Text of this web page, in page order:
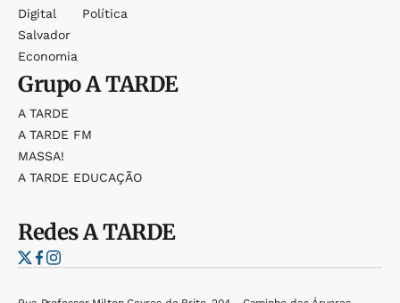
Digital
Salvador
Economia
Política
GrupoA TARDE
A TARDE
A TARDE FM
MASSA!
A TARDE EDUCAÇÃO
RedesA TARDE